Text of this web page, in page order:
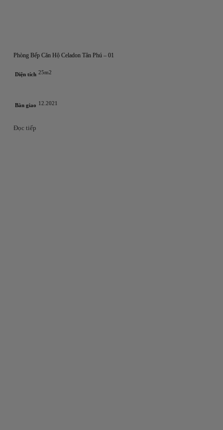
Phòng Bếp Căn Hộ Celadon Tân Phú – 01
Diện tích 25m2
Bàn giao 12.2021
Đọc tiếp